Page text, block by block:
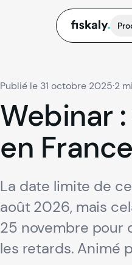
fiskaly.
Publié le 31 octobre 2025·2
Webinar :
en France
La date limite de
août 2026, mais
25 novembre pour
les retards. Animé